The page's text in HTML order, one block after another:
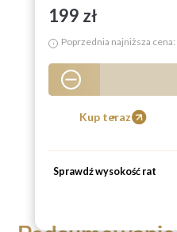
199 zł
i Poprzednia najniższa cena:
Kup teraz
Sprawdź wysokość rat